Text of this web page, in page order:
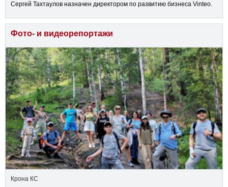
Сергей Тахтаулов назначен директором по развитию бизнеса Vinteo.
Фото- и видеорепортажи
Крона КС